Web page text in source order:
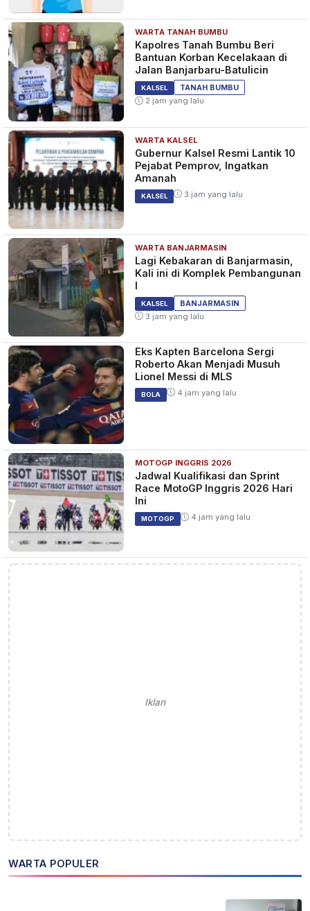
WARTA TANAH BUMBU
Kapolres Tanah Bumbu Beri
Bantuan Korban Kecelakaan di
Jalan Banjarbaru-Batulicin
KALSEL
TANAH BUMBU
2 jam yang lalu
WARTA KALSEL
Gubernur Kalsel Resmi Lantik 10
Pejabat Pemprov, Ingatkan
Amanah
KALSEL 3 jam yang lalu
WARTA BANJARMASIN
Lagi Kebakaran di Banjarmasin,
Kali ini di Komplek Pembangunan
I
KALSEL
BANJARMASIN
3 jam yang lalu
Eks Kapten Barcelona Sergi
Roberto Akan Menjadi Musuh
Lionel Messi di MLS
BOLA 4 jam yang lalu
MOTOGP INGGRIS 2026
Jadwal Kualifikasi dan Sprint
Race MotoGP Inggris 2026 Hari
Ini
MOTOGP 4 jam yang lalu
Iklan
WARTA POPULER